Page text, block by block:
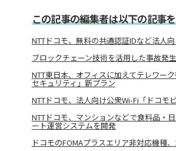
この記事の編集者は以下の記事
NTTドコモ、無料の共通認証IDなど法人
ブロックチェーン技術を活用した事故発
NTT東日本、オフィスに加えてテレワー
セキュリティ」新プラン
NTTドコモ、法人向け公衆Wi-Fi「ドコモ
NTTドコモ、マンションなどで食料品・
ート運営システムを開発
ドコモのFOMAプラスエリア非対応機種